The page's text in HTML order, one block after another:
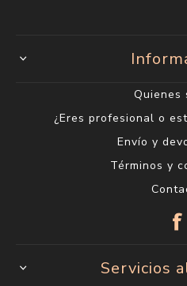
Quienes
¿Eres profesional o
Envío y
Términos y
Servicios